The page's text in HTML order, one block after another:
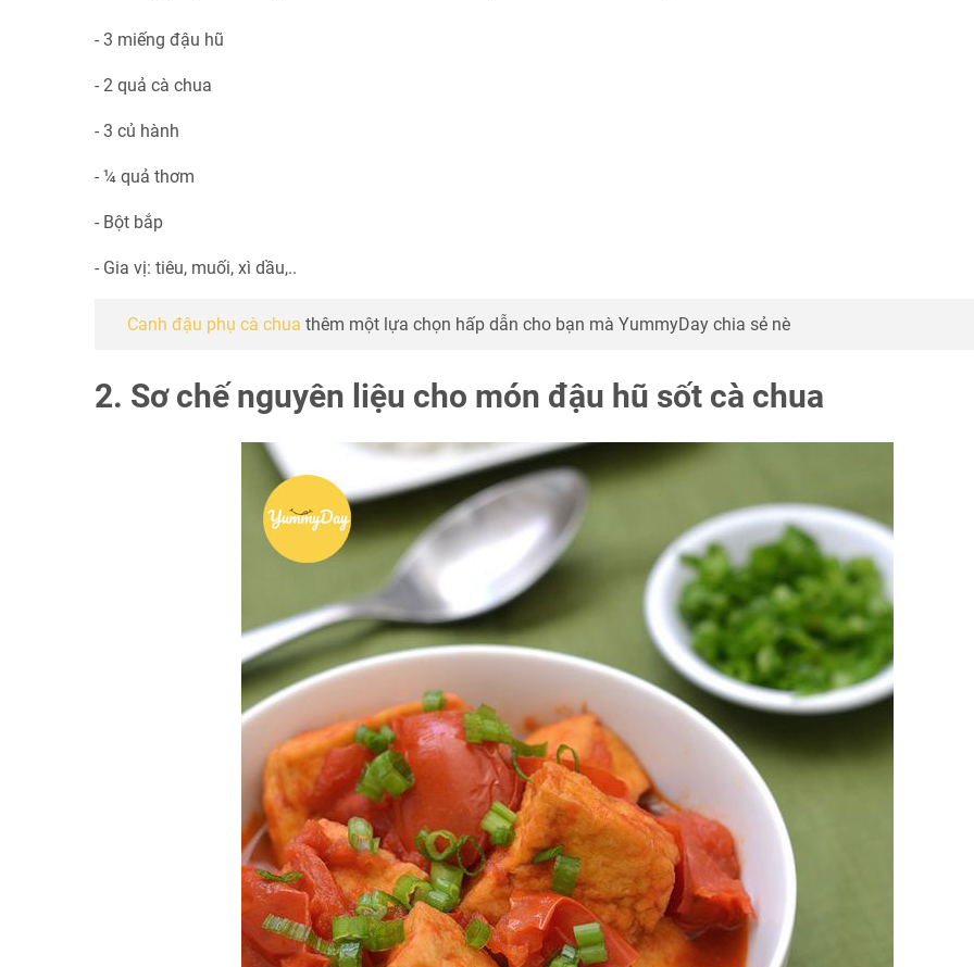
- 3 miếng đậu hũ
- 2 quả cà chua
- 3 củ hành
- ¼ quả thơm
- Bột bắp
- Gia vị: tiêu, muối, xì dầu,..
Canh đậu phụ cà chua thêm một lựa chọn hấp dẫn cho bạn mà YummyDay chia sẻ nè
2. Sơ chế nguyên liệu cho món đậu hũ sốt cà chua